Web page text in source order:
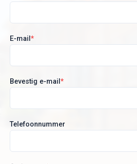
E-mail *
Bevestig e-mail *
Telefoonnummer